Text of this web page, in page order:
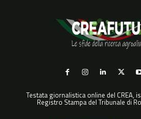
Testata giornalistica online del CREA,
Registro Stampa del Tribunale di